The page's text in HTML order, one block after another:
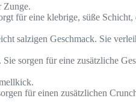
Zunge.
für eine klebrige, süße
salzigen Geschmack. Sie
sorgen für eine zusätzliche
für einen zusätzlichen